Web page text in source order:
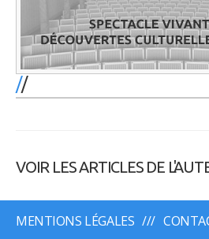
/
VOIR LES ARTICLES DE
MENTIONS LÉGALES